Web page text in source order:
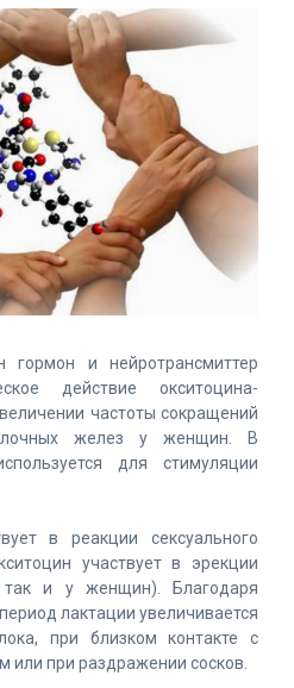
и нейротрансмиттер
действие окситоцина-
частоты сокращений
желез у женщин. В
для стимуляции
в реакции сексуального
участвует в эрекции
и у женщин). Благодаря
лактации увеличивается
при близком контакте с
при раздражении сосков.